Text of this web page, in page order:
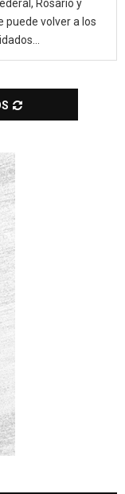
Rosario y
puede volver a los